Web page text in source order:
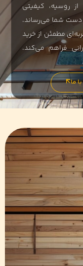
روسیه، کیفیتی
دست شما می‌رساند.
مطمئن از خرید
فراهم می‌کند.
ما